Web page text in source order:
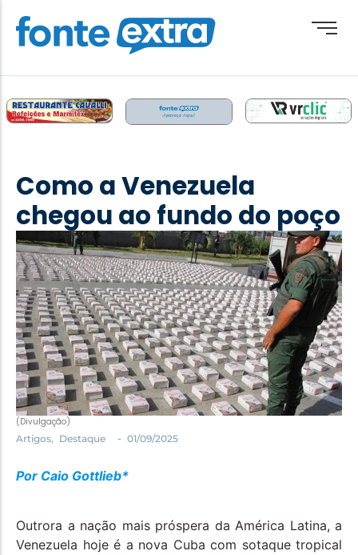
Destaque
Esporte
Geral
Obituário
Paraguai
Paraná
Política
Santa Helena e Região
Saúde e Bem-Estar
Como a Venezuela
chegou ao fundo do poço
(Divulgação)
Artigos, Destaque - 01/09/2025
Por Caio Gottlieb*
Outrora a nação mais próspera da América Latina, a
Venezuela hoje é a nova Cuba com sotaque tropical